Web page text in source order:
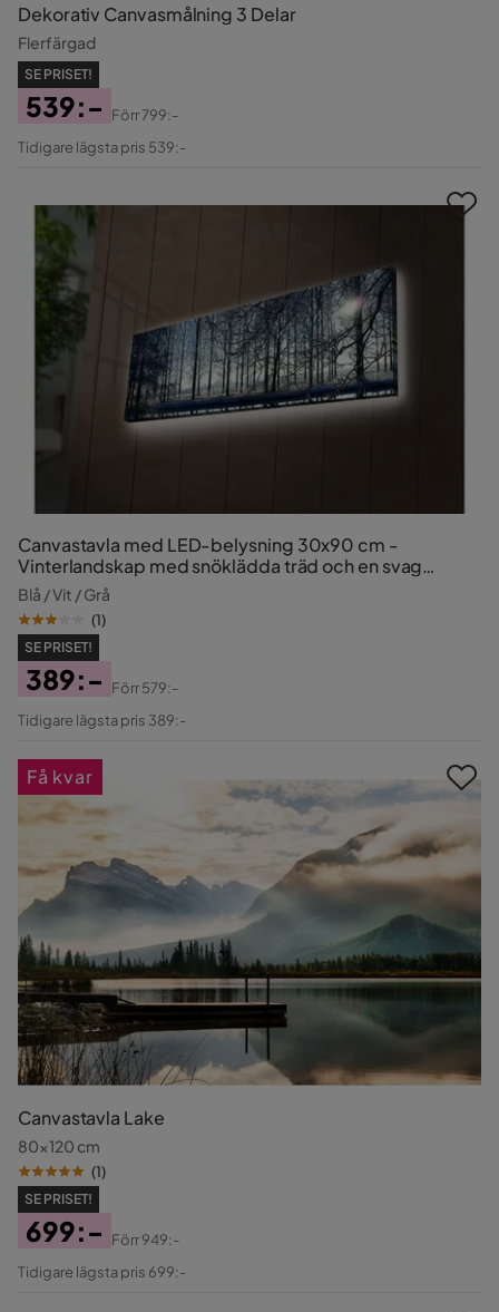
Dekorativ Canvasmålning 3 Delar
Flerfärgad
SE PRISET!
Pris
539:-
Original
Förr799:-
Tidigare lägsta pris 539:-
Canvastavla med LED-belysning 30x90 cm -
Vinterlandskap med snöklädda träd och en svag
solstråle
Blå / Vit / Grå
(1)
SE PRISET!
Pris
389:-
Original
Förr579:-
Tidigare lägsta pris 389:-
Canvastavla Lake
80x120 cm
(1)
SE PRISET!
Pris
699:-
Original
Förr949:-
Tidigare lägsta pris 699:-
Få kvar